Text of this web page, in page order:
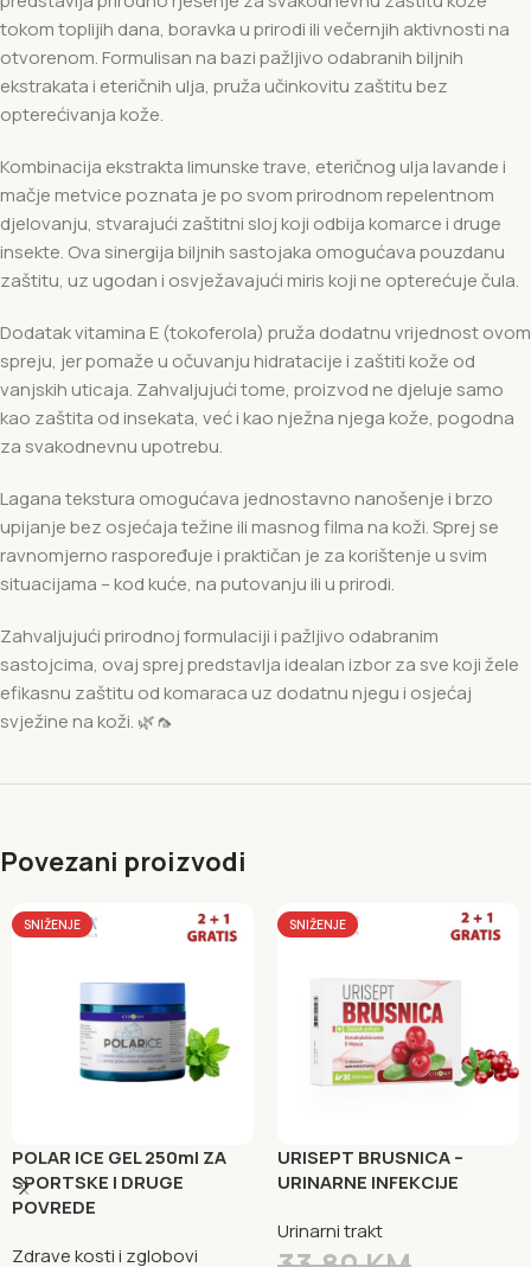
tokom toplijih dana, boravka u prirodi ili večernjih aktivnosti na
otvorenom. Formulisan na bazi pažljivo odabranih biljnih
ekstrakata i eteričnih ulja, pruža učinkovitu zaštitu bez
opterećivanja kože.
Kombinacija ekstrakta limunske trave, eteričnog ulja lavande i
mačje metvice poznata je po svom prirodnom repelentnom
djelovanju, stvarajući zaštitni sloj koji odbija komarce i druge
insekte. Ova sinergija biljnih sastojaka omogućava pouzdanu
zaštitu, uz ugodan i osvježavajući miris koji ne opterećuje čula.
Dodatak vitamina E (tokoferola) pruža dodatnu vrijednost ovom
spreju, jer pomaže u očuvanju hidratacije i zaštiti kože od
vanjskih uticaja. Zahvaljujući tome, proizvod ne djeluje samo
kao zaštita od insekata, već i kao nježna njega kože, pogodna
za svakodnevnu upotrebu.
Lagana tekstura omogućava jednostavno nanošenje i brzo
upijanje bez osjećaja težine ili masnog filma na koži. Sprej se
ravnomjerno raspoređuje i praktičan je za korištenje u svim
situacijama – kod kuće, na putovanju ili u prirodi.
Zahvaljujući prirodnoj formulaciji i pažljivo odabranim
sastojcima, ovaj sprej predstavlja idealan izbor za sve koji žele
efikasnu zaštitu od komaraca uz dodatnu njegu i osjećaj
svježine na koži. 🌿🦟
Povezani proizvodi
SNIŽENJE
POLAR ICE GEL 250ml ZA
SPORTSKE I DRUGE
POVREDE
Zdrave kosti i zglobovi
SNIŽENJE
URISEPT BRUSNICA –
URINARNE INFEKCIJE
Urinarni trakt